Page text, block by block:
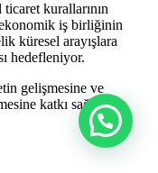
kurallarının
iş birliğinin
küresel arayışlara
hedefleniyor.
gelişmesine ve
katkı sağlaması